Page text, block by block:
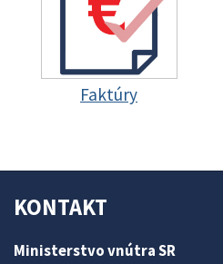
Faktúry
KONTAKT
Ministerstvo vnútra SR